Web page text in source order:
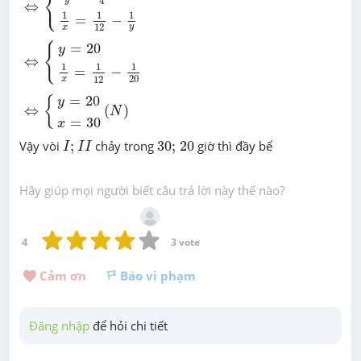
⇔ ⎩
1
x =
1
12
− 1
y
⇔ { y = 20
1
x =
1
12
−
1
20
= =1
⇔ { y = 20
x = 30
(N )
= 30
Vậy vòi I; II
I;I chảy trong30; 20
30; 20giờ thì đầy bể
Hãy giúp mọi người biết câu trả lời này thế nào?
4 3 vote
Cảm ơn Báo vi phạm
Đăng nhập để hỏi chi tiết